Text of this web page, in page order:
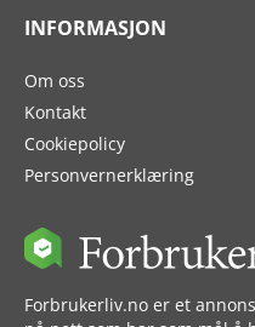
Forbrukerliv.no er et
INFORMASJON
Om oss
Kontakt
Cookiepolicy
Personvernerklæring